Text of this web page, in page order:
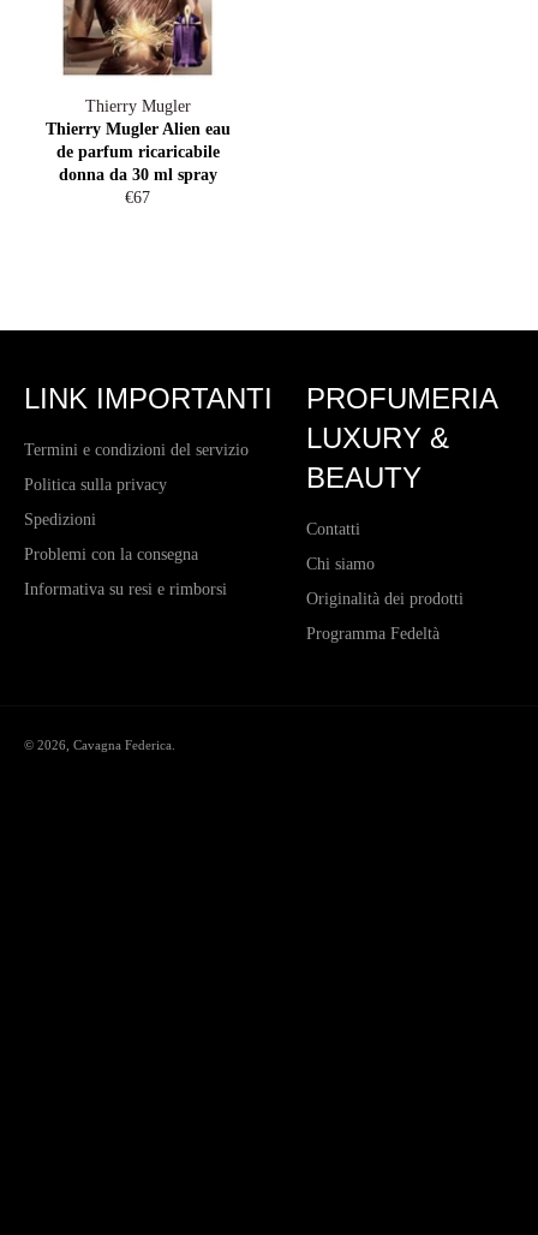
Thierry Mugler
Thierry Mugler Alien eau
de parfum ricaricabile
donna da 30 ml spray
Prezzo
€67
LINK IMPORTANTI
Termini e condizioni del servizio
Politica sulla privacy
Spedizioni
Problemi con la consegna
Informativa su resi e rimborsi
PROFUMERIA
LUXURY &
BEAUTY
Contatti
Chi siamo
Originalità dei prodotti
Programma Fedeltà
© 2026, Cavagna Federica